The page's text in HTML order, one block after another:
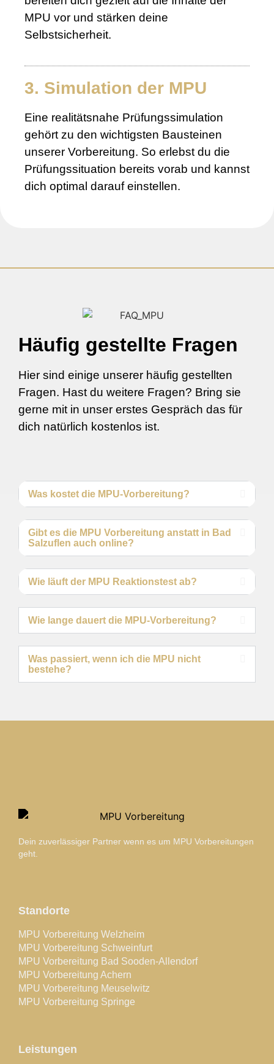
MPU vor und stärken deine
Selbstsicherheit.
3. Simulation der MPU
Eine realitätsnahe Prüfungssimulation
gehört zu den wichtigsten Bausteinen
unserer Vorbereitung. So erlebst du die
Prüfungssituation bereits vorab und kannst
dich optimal darauf einstellen.
Häufig gestellte Fragen
Hier sind einige unserer häufig gestellten
Fragen. Hast du weitere Fragen? Bring sie
gerne mit in unser erstes Gespräch das für
dich natürlich kostenlos ist.
Was kostet die MPU-Vorbereitung?
Gibt es die MPU Vorbereitung anstatt in Bad
Salzuflen auch online?
Wie läuft der MPU Reaktionstest ab?
Wie lange dauert die MPU-Vorbereitung?
Was passiert, wenn ich die MPU nicht
bestehe?
Dein zuverlässiger Partner wenn es um MPU Vorbereitungen
geht.
Standorte
MPU Vorbereitung Welzheim
MPU Vorbereitung Schweinfurt
MPU Vorbereitung Bad Sooden-Allendorf
MPU Vorbereitung Achern
MPU Vorbereitung Meuselwitz
MPU Vorbereitung Springe
Leistungen